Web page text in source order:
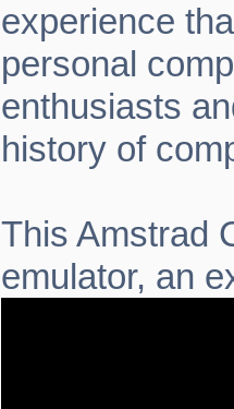
experience
personal
enthusiasts
history of
This Amstrad
emulator, an